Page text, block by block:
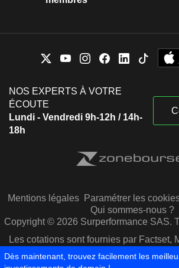
NOS EXPERTS À VOTRE
ÉCOUTE
Lundi - Vendredi 9h-12h / 14h-
18h
Mentions légales Paramétrer les
Qui sommes-nous ?
Copyright © 2026 Surperformance SAS.
Les cotations sont fournies par Factset,
Capital IQ
Dès maintenant, trouvez facilement les